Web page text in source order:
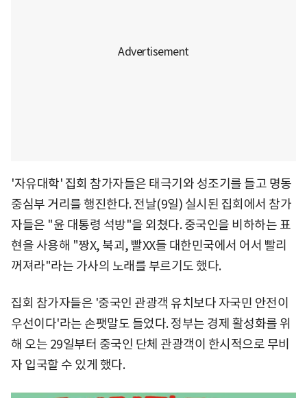
'자유대학' 집회 참가자들은 태극기와 성조기를 들고 명동
중심부 거리를 행진한다. 전날(9일) 실시된 집회에서 참가
자들은 "윤 대통령 석방"을 외쳤다. 중국인을 비하하는 표
현을 사용해 "짱X, 북괴, 빨XX들 대한민국에서 어서 빨리
꺼져라"라는 가사의 노래를 부르기도 했다.
집회 참가자들은 '중국인 관광객 유치보다 자국민 안전이
우선이다'라는 손팻말도 들었다. 정부는 경제 활성화를 위
해 오는 29일부터 중국인 단체 관광객이 한시적으로 무비
자 입국할 수 있게 했다.